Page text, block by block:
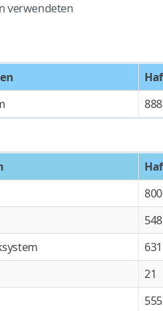
verwendeten
548
631
21